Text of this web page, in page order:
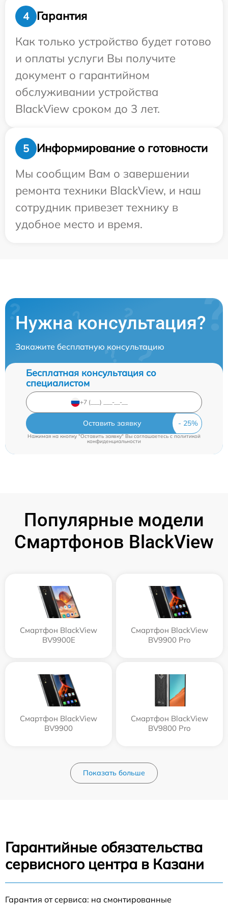
4
Гарантия
Как только устройство будет готово
и оплаты услуги Вы получите
документ о гарантийном
обслуживании устройства
BlackView сроком до 3 лет.
5
Информирование о готовности
Мы сообщим Вам о завершении
ремонта техники BlackView, и наш
сотрудник привезет технику в
удобное место и время.
Нужна консультация?
Закажите бесплатную консультацию
Бесплатная консультация со
специалистом
Оставить заявку
Нажимая на кнопку "Оставить заявку" Вы соглашаетесь cполитикой
конфиденциальности
Популярные модели
Смартфонов BlackView
Смартфон BlackView
BV9900E
Смартфон BlackView
BV9900 Pro
Смартфон BlackView
BV9900
Смартфон BlackView
BV9800 Pro
Показать больше
Гарантийные обязательства
сервисного центра в Казани
Гарантия от сервиса: на смонтированные